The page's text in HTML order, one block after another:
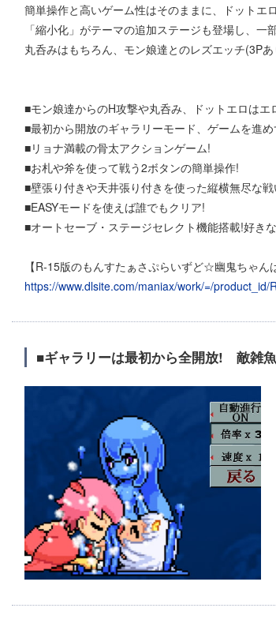
簡単操作と高いゲーム性はそのままに、ドットエ
「縮小化」がテーマの追加ステージも登場し、一
丸呑みはもちろん、モン娘達とのレズエッチ(3P
■モン娘達からのH攻撃や丸呑み、ドットエロは
■最初から開放のギャラリーモード、ゲームを進
■リョナ満載の骨太アクションゲーム!
■お札や斧を使って戦う2ボタンの簡単操作!
■壁張り付きや天井張り付きを使った縦横無尽な
■EASYモードを使えば誰でもクリア!
■オートセーブ・ステージセレクト機能搭載!好き
【R-15版のもんすたぁさぷらいずど☆幽鬼ちゃん
https://www.dlsite.com/maniax/work/=/product_id/
■ギャラリーは最初から全開放! 敵雑